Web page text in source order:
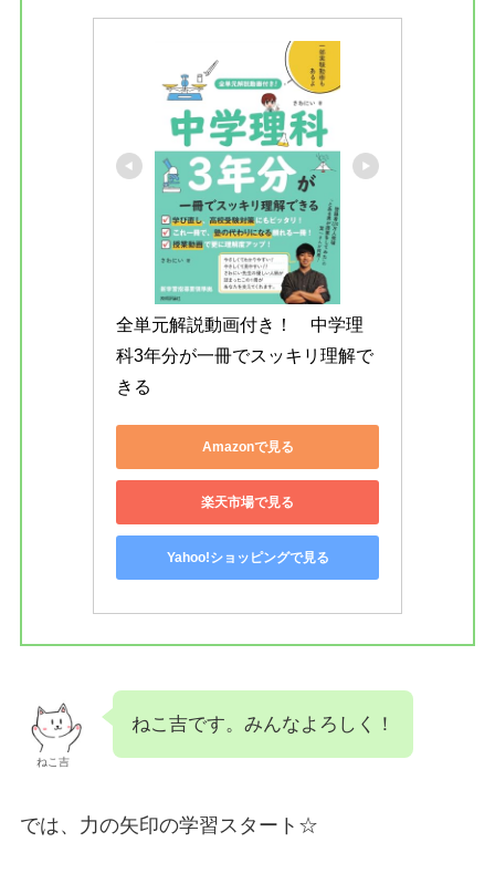
全単元解説動画付き！　中学理
科3年分が一冊でスッキリ理解で
きる
Amazonで見る
楽天市場で見る
Yahoo!ショッピングで見る
ねこ吉
ねこ吉です。みんなよろしく！
では、力の矢印の学習スタート☆